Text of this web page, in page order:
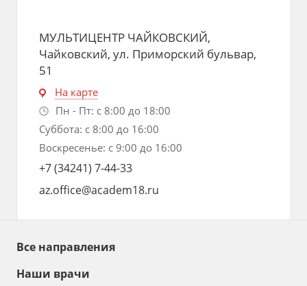
МУЛЬТИЦЕНТР ЧАЙКОВСКИЙ,
Чайковский, ул. Приморский бульвар,
51
На карте
Пн - Пт: с 8:00 до 18:00
Суббота: с 8:00 до 16:00
Воскресенье: с 9:00 до 16:00
+7 (34241) 7-44-33
az.office@academ18.ru
Все направления
Наши врачи